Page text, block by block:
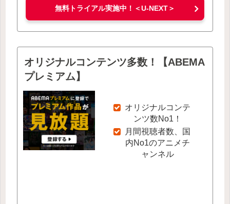
無料トライアル実施中！＜U-NEXT＞
オリジナルコンテンツ多数！【ABEMA
プレミアム】
オリジナルコンテ
ンツ数No1！
月間視聴者数、国
内No1のアニメチ
ャンネル